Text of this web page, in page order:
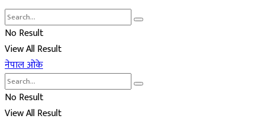
No Result
View All Result
नेपाल ओके
No Result
View All Result